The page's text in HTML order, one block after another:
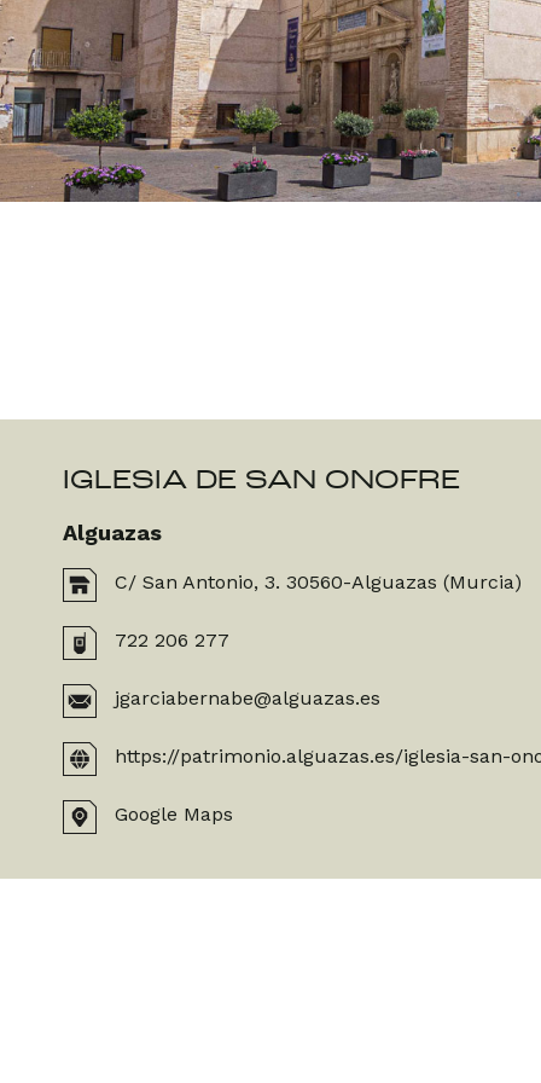
IGLESIA DE SAN ONOFRE
Alguazas
C/ San Antonio, 3. 30560-Alguazas (Murcia)
722 206 277
jgarciabernabe@alguazas.es
https://patrimonio.alguazas.es/iglesia-san-
Google Maps